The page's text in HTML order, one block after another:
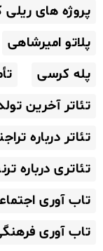
پروژه های
پلاتو امیرشاهی
پله کرسی
تئاتر آخرین
تئاتر درباره
تئاتری درباره
تاب آوری
تاب آوری